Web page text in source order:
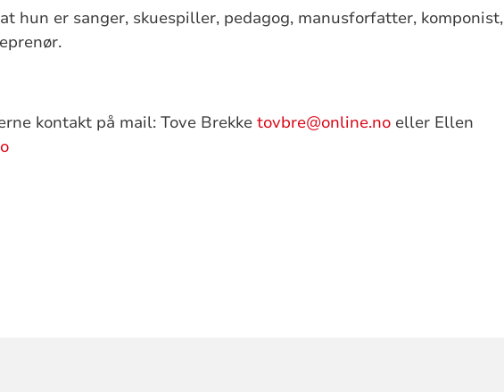
hun er sanger, skuespiller, pedagog, manusforfatter, komponist,
kontakt på mail: Tove Brekke tovbre@online.no eller Ellen